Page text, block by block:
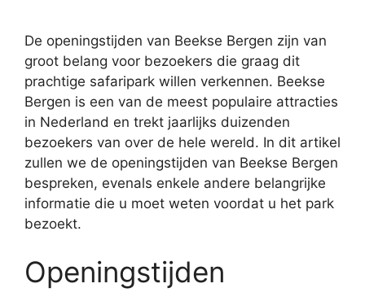
De openingstijden van Beekse Bergen zijn van
groot belang voor bezoekers die graag dit
prachtige safaripark willen verkennen. Beekse
Bergen is een van de meest populaire attracties
in Nederland en trekt jaarlijks duizenden
bezoekers van over de hele wereld. In dit artikel
zullen we de openingstijden van Beekse Bergen
bespreken, evenals enkele andere belangrijke
informatie die u moet weten voordat u het park
bezoekt.
Openingstijden